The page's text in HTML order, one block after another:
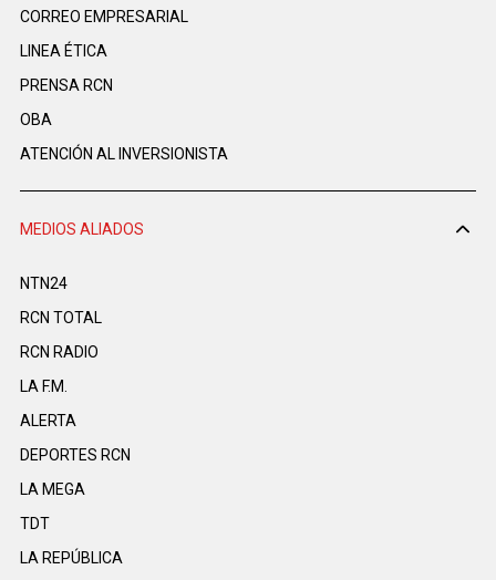
CORREO EMPRESARIAL
LINEA ÉTICA
PRENSA RCN
OBA
ATENCIÓN AL INVERSIONISTA
MEDIOS ALIADOS
NTN24
RCN TOTAL
RCN RADIO
LA F.M.
ALERTA
DEPORTES RCN
LA MEGA
TDT
LA REPÚBLICA